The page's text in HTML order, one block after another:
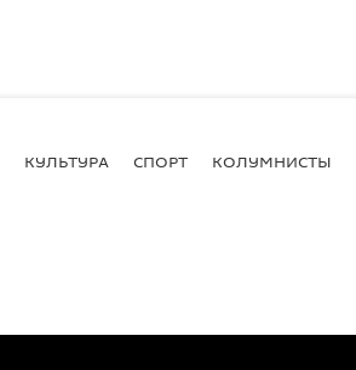
КУЛЬТУРА СПОРТ КОЛУМНИСТЫ